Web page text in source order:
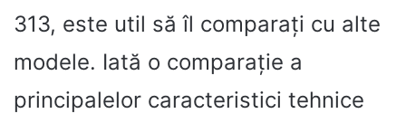
313, este util să îl comparați cu alte
modele. Iată o comparație a
principalelor caracteristici tehnice